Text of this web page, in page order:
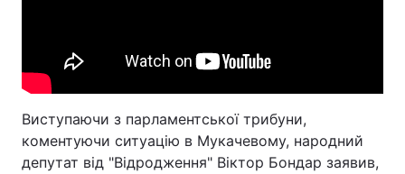
Виступаючи з парламентської трибуни,
коментуючи ситуацію в Мукачевому, народний
депутат від "Відродження" Віктор Бондар заявив,